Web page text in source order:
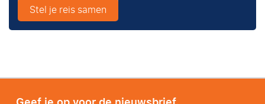
Stel je reis samen